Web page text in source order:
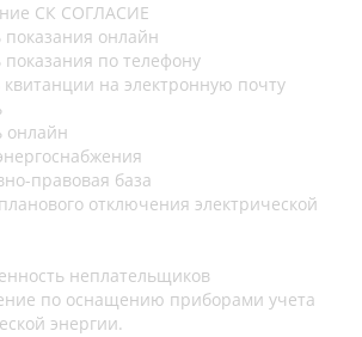
СК СОГЛАСИЕ
показания онлайн
показания по телефону
квитанции на электронную почту
онлайн
правовая база
отключения электрической
неплательщиков
по оснащению приборами учета
энергии.